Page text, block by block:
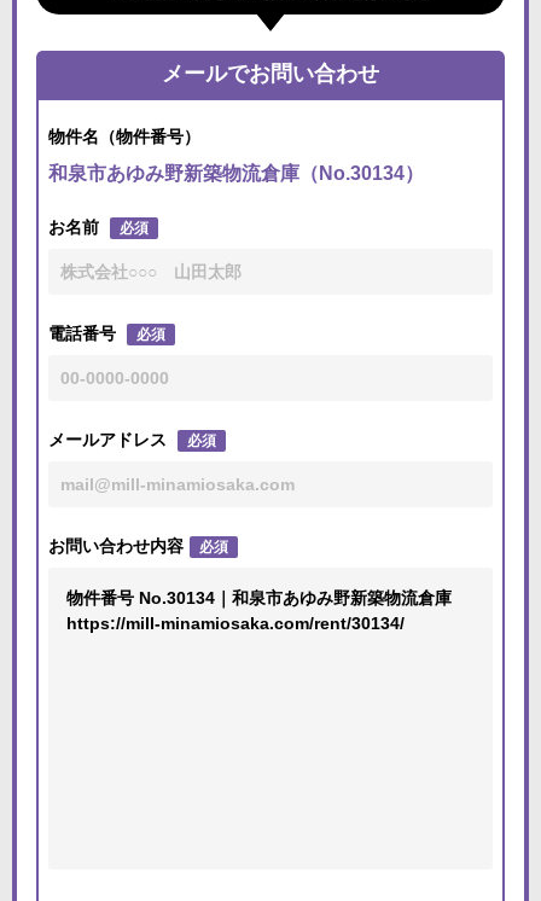
メールでお問い合わせ
物件名（物件番号）
和泉市あゆみ野新築物流倉庫（No.30134）
お名前 必須
電話番号 必須
メールアドレス 必須
お問い合わせ内容 必須